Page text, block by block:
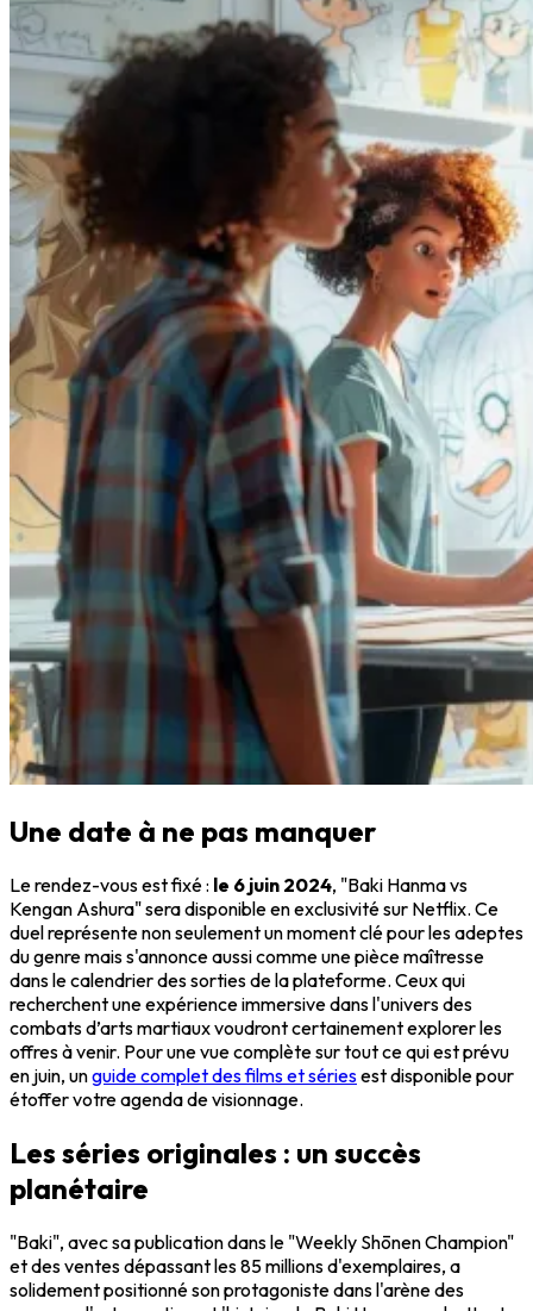
Une date à ne pas manquer
Le rendez-vous est fixé : le 6 juin 2024, "Baki Hanma vs
Kengan Ashura" sera disponible en exclusivité sur Netflix. Ce
duel représente non seulement un moment clé pour les adeptes
du genre mais s'annonce aussi comme une pièce maîtresse
dans le calendrier des sorties de la plateforme. Ceux qui
recherchent une expérience immersive dans l'univers des
combats d’arts martiaux voudront certainement explorer les
offres à venir. Pour une vue complète sur tout ce qui est prévu
en juin, unguide complet des films et sériesest disponible pour
étoffer votre agenda de visionnage.
Les séries originales : un succès
planétaire
"Baki", avec sa publication dans le "Weekly Shōnen Champion"
et des ventes dépassant les 85 millions d'exemplaires, a
solidement positionné son protagoniste dans l'arène des